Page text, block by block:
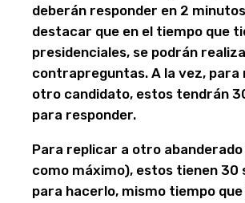
deberán responder en 2
destacar que en el tiempo que
presidenciales, se podrán
contrapreguntas. A la vez, para
otro candidato, estos tendrán
para responder.
Para replicar a otro abanderado
como máximo), estos tienen 30
para hacerlo, mismo tiempo